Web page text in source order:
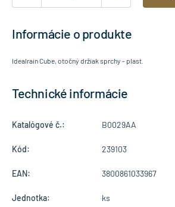
Informácie o produkte
Idealrain Cube, otočný držiak sprchy - plast.
Technické informácie
Katalógové č.: B0029AA
Kód: 239103
EAN: 3800861033967
Jednotka: ks